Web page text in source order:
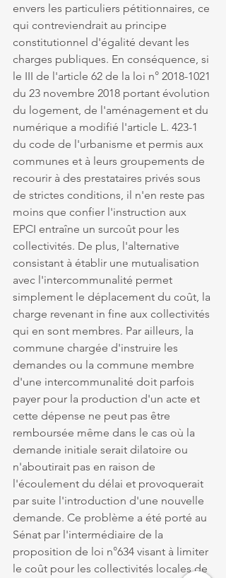
envers les particuliers pétitionnaires, ce
qui contreviendrait au principe
constitutionnel d'égalité devant les
charges publiques. En conséquence, si
le III de l'article 62 de la loi n° 2018-1021
du 23 novembre 2018 portant évolution
du logement, de l'aménagement et du
numérique a modifié l'article L. 423-1
du code de l'urbanisme et permis aux
communes et à leurs groupements de
recourir à des prestataires privés sous
de strictes conditions, il n'en reste pas
moins que confier l'instruction aux
EPCI entraîne un surcoût pour les
collectivités. De plus, l'alternative
consistant à établir une mutualisation
avec l'intercommunalité permet
simplement le déplacement du coût, la
charge revenant in fine aux collectivités
qui en sont membres. Par ailleurs, la
commune chargée d'instruire les
demandes ou la commune membre
d'une intercommunalité doit parfois
payer pour la production d'un acte et
cette dépense ne peut pas être
remboursée même dans le cas où la
demande initiale serait dilatoire ou
n'aboutirait pas en raison de
l'écoulement du délai et provoquerait
par suite l'introduction d'une nouvelle
demande. Ce problème a été porté au
Sénat par l'intermédiaire de la
proposition de loi n°634 visant à limiter
le coût pour les collectivités locales de